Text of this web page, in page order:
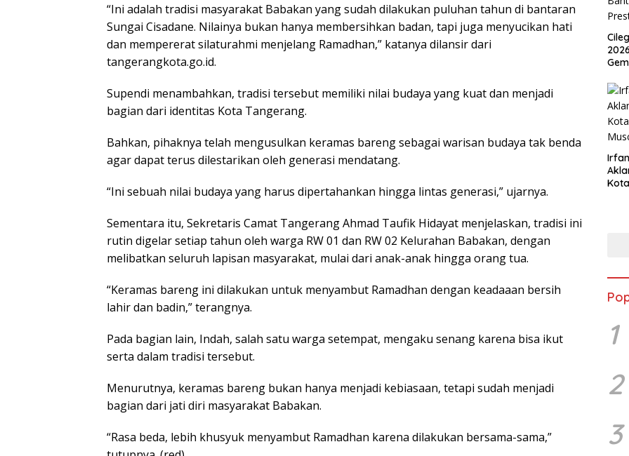
“Ini adalah tradisi masyarakat Babakan yang sudah dilakukan puluhan tahun di bantaran
Sungai Cisadane. Nilainya bukan hanya membersihkan badan, tapi juga menyucikan hati
dan mempererat silaturahmi menjelang Ramadhan,” katanya dilansir dari
tangerangkota.go.id.
Supendi menambahkan, tradisi tersebut memiliki nilai budaya yang kuat dan menjadi
bagian dari identitas Kota Tangerang.
Bahkan, pihaknya telah mengusulkan keramas bareng sebagai warisan budaya tak benda
agar dapat terus dilestarikan oleh generasi mendatang.
“Ini sebuah nilai budaya yang harus dipertahankan hingga lintas generasi,” ujarnya.
Sementara itu, Sekretaris Camat Tangerang Ahmad Taufik Hidayat menjelaskan, tradisi ini
rutin digelar setiap tahun oleh warga RW 01 dan RW 02 Kelurahan Babakan, dengan
melibatkan seluruh lapisan masyarakat, mulai dari anak-anak hingga orang tua.
“Keramas bareng ini dilakukan untuk menyambut Ramadhan dengan keadaaan bersih
lahir dan badin,” terangnya.
Pada bagian lain, Indah, salah satu warga setempat, mengaku senang karena bisa ikut
serta dalam tradisi tersebut.
Menurutnya, keramas bareng bukan hanya menjadi kebiasaan, tetapi sudah menjadi
bagian dari jati diri masyarakat Babakan.
“Rasa beda, lebih khusyuk menyambut Ramadhan karena dilakukan bersama-sama,”
1
2
3